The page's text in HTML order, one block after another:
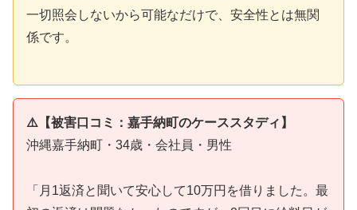
一切照会しないから可能なだけで、安全性とは無関
係です。
⚠️【被害口コミ：嘉手納町のケーススタディ】
沖縄嘉手納町・34歳・会社員・男性
「月1返済と聞いて安心して10万円を借りました。最